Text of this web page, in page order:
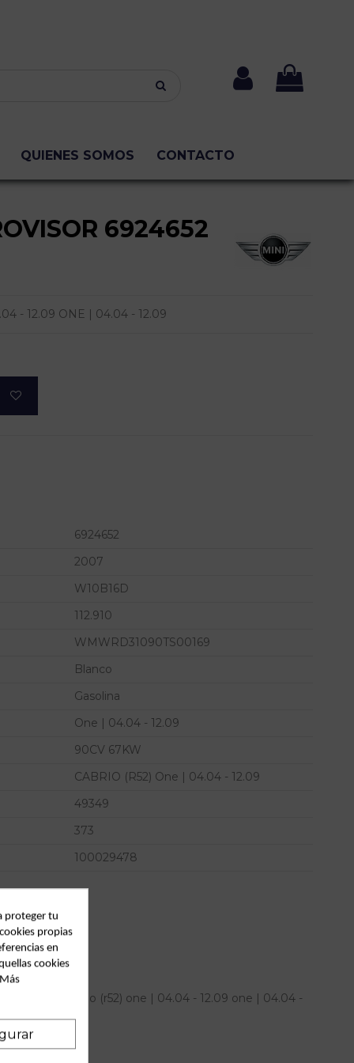
QUIENES SOMOS CONTACTO
6924652
- 12.09 ONE | 04.04 - 12.09
6924652
2007
W10B16D
112.910
WMWRD31090TS00169
Blanco
Gasolina
One | 04.04 - 12.09
90CV 67KW
CABRIO (R52) One | 04.04 - 12.09
49349
373
100029478
para mini cabrio (r52) one | 04.04 - 12.09 one | 04.04 -
proteger tu
propias
en
cookies